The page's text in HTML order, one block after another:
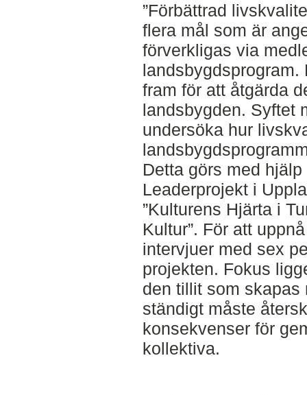
”Förbättrad
flera mål som är
förverkligas via
landsbygdsprogram.
fram för att åtgärda
landsbygden. Syftet
undersöka hur
Detta görs med
Leaderprojekt i
”Kulturens Hjärta i
Kultur”. För att
intervjuer med sex
projekten. Fokus
den tillit som skapas
ständigt måste
konsekvenser för
kollektiva.